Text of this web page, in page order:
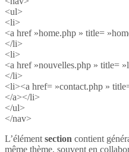
<ul>
<li>
<a href »home.php » title=
</li>
<li>
<a href »nouvelles.php » title=
</li>
<li><a href= »contact.php »
</a></li>
</ul>
</nav>
L’élément section contient
même thème, souvent en